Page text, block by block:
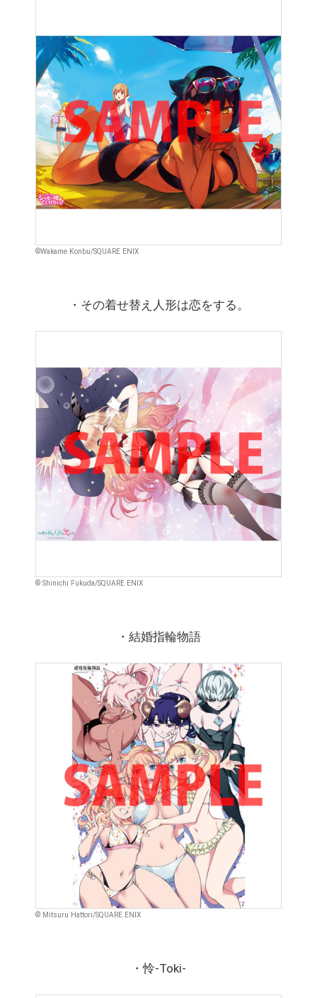
©Wakame Konbu/SQUARE ENIX
・その着せ替え人形は恋をする。
© Shinichi Fukuda/SQUARE ENIX
・結婚指輪物語
© Mitsuru Hattori/SQUARE ENIX
・怜-Toki-